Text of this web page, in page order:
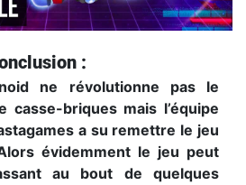
:
ne révolutionne pas le
casse-briques mais l’équipe
a su remettre le jeu
évidemment le jeu peut
au bout de quelques